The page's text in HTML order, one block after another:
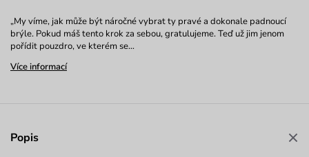
„My víme, jak může být náročné vybrat ty pravé a dokonale padnoucí
brýle. Pokud máš tento krok za sebou, gratulujeme. Teď už jim jenom
pořídit pouzdro, ve kterém se…
Více informací
Popis